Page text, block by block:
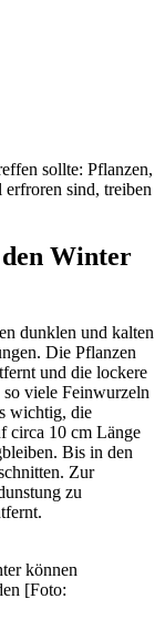
sollte: Pflanzen,
sind, treiben
Winter
dunklen und kalten
Die Pflanzen
und die lockere
viele Feinwurzeln
wichtig, die
circa 10 cm Länge
Bis in den
Zur
zu
können
[Foto: